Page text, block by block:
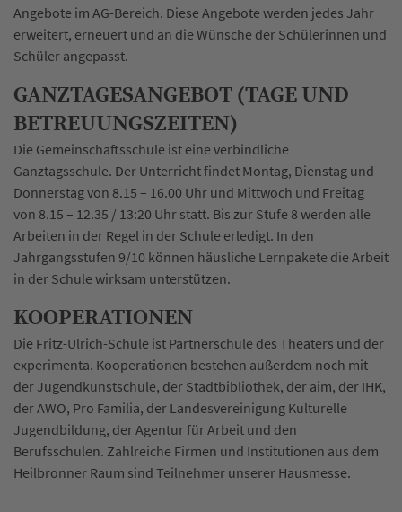
Angebote im AG-Bereich. Diese Angebote werden jedes Jahr
erweitert, erneuert und an die Wünsche der Schülerinnen und
Schüler angepasst.
GANZTAGESANGEBOT (TAGE UND
BETREUUNGSZEITEN)
Die Gemeinschaftsschule ist eine verbindliche
Ganztagsschule. Der Unterricht findet Montag, Dienstag und
Donnerstag von 8.15 – 16.00 Uhr und Mittwoch und Freitag
von 8.15 – 12.35 / 13:20 Uhr statt. Bis zur Stufe 8 werden alle
Arbeiten in der Regel in der Schule erledigt. In den
Jahrgangsstufen 9/10 können häusliche Lernpakete die Arbeit
in der Schule wirksam unterstützen.
KOOPERATIONEN
Die Fritz-Ulrich-Schule ist Partnerschule des Theaters und der
experimenta. Kooperationen bestehen außerdem noch mit
der Jugendkunstschule, der Stadtbibliothek, der aim, der IHK,
der AWO, Pro Familia, der Landesvereinigung Kulturelle
Jugendbildung, der Agentur für Arbeit und den
Berufsschulen. Zahlreiche Firmen und Institutionen aus dem
Heilbronner Raum sind Teilnehmer unserer Hausmesse.